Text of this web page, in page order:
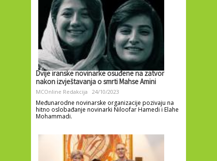
Dvije iranske novinarke osuđene na zatvor
nakon izvještavanja o smrti Mahse Amini
MCOnline Redakcija 24/10/2023
Međunarodne novinarske organizacije pozivaju na
hitno oslobađanje novinarki Niloofar Hamedi i Elahe
Mohammadi.